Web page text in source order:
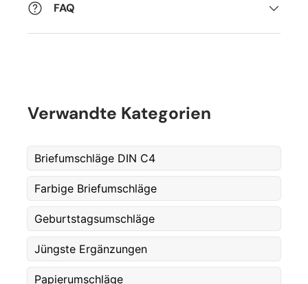
FAQ
Verwandte Kategorien
Briefumschläge DIN C4
Farbige Briefumschläge
Geburtstagsumschläge
Jüngste Ergänzungen
Papierumschläge